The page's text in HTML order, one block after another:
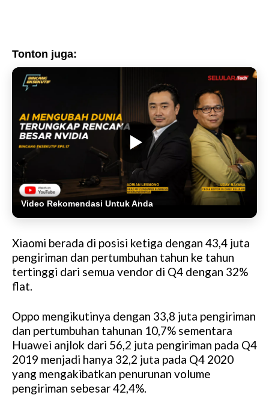
Tonton juga:
Video Rekomendasi Untuk Anda
Xiaomi berada di posisi ketiga dengan 43,4 juta
pengiriman dan pertumbuhan tahun ke tahun
tertinggi dari semua vendor di Q4 dengan 32%
flat.
Oppo mengikutinya dengan 33,8 juta pengiriman
dan pertumbuhan tahunan 10,7% sementara
Huawei anjlok dari 56,2 juta pengiriman pada Q4
2019 menjadi hanya 32,2 juta pada Q4 2020
yang mengakibatkan penurunan volume
pengiriman sebesar 42,4%.